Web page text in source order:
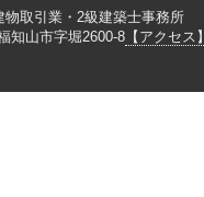
取引業・2級建築士事務所
知山市字堀2600-8 【アクセス】